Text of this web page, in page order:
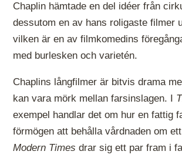
Chaplin hämtade en del idéer från
dessutom en av hans roligaste filmer
vilken är en av filmkomedins
med burlesken och varietén.
Chaplins långfilmer är bitvis drama
kan vara mörk mellan farsinslagen. I
exempel handlar det om hur en fattig
förmögen att behålla vårdnaden om
Modern Times drar sig ett par fram i